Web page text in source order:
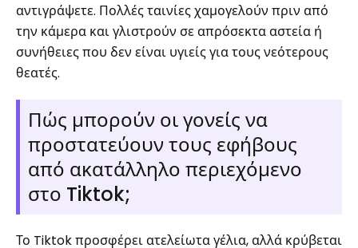
αντιγράψετε. Πολλές ταινίες χαμογελούν πριν από
την κάμερα και γλιστρούν σε απρόσεκτα αστεία ή
συνήθειες που δεν είναι υγιείς για τους νεότερους
θεατές.
Πώς μπορούν οι γονείς να
προστατεύουν τους εφήβους
από ακατάλληλο περιεχόμενο
στο Tiktok;
Το Tiktok προσφέρει ατελείωτα γέλια, αλλά κρύβεται